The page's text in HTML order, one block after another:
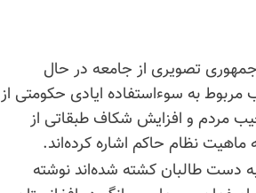
تصویری از جامعه در حال
مربوط به سوء‌استفاده ایادی حکومتی از
مردم و افزایش شکاف طبقاتی از
نظام حاکم اشاره کرده‌اند.
دست طالبان کشته شده‌اند نوشته